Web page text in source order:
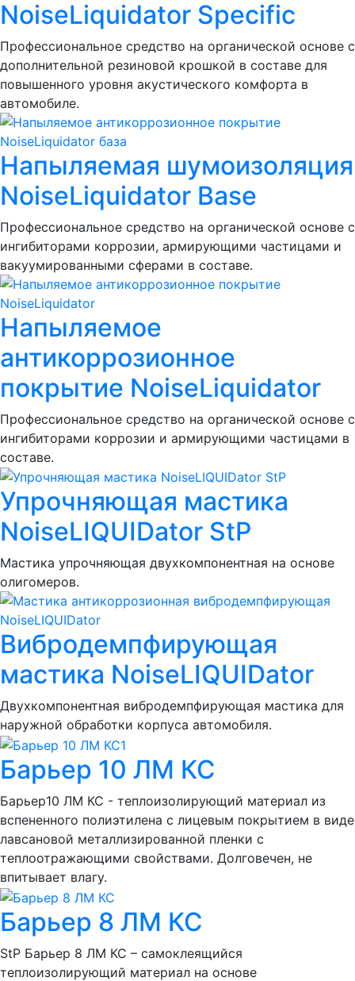
NoiseLiquidator Specific
Профессиональное средство на органической основе с
дополнительной резиновой крошкой в составе для
повышенного уровня акустического комфорта в
автомобиле.
Напыляемая шумоизоляция
NoiseLiquidator Base
Профессиональное средство на органической основе с
ингибиторами коррозии, армирующими частицами и
вакуумированными сферами в составе.
Напыляемое
антикоррозионное
покрытие NoiseLiquidator
Профессиональное средство на органической основе с
ингибиторами коррозии и армирующими частицами в
составе.
Упрочняющая мастика
NoiseLIQUIDator StP
Мастика упрочняющая двухкомпонентная на основе
олигомеров.
Вибродемпфирующая
мастика NoiseLIQUIDator
Двухкомпонентная вибродемпфирующая мастика для
наружной обработки корпуса автомобиля.
Барьер 10 ЛМ КС
Барьер10 ЛМ КС - теплоизолирующий материал из
вспененного полиэтилена с лицевым покрытием в виде
лавсановой металлизированной пленки с
теплоотражающими свойствами. Долговечен, не
впитывает влагу.
Барьер 8 ЛМ КС
StP Барьер 8 ЛМ КС – самоклеящийся
теплоизолирующий материал на основе